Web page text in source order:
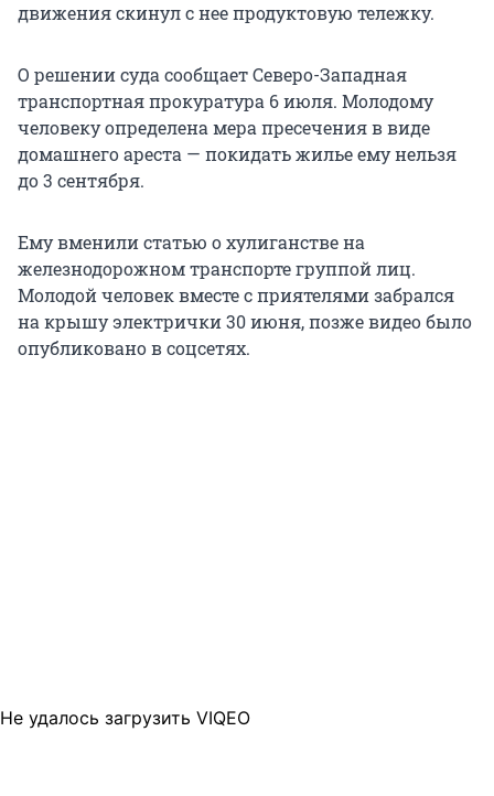
движения скинул с нее продуктовую тележку.
О решении суда сообщает Северо-Западная
транспортная прокуратура 6 июля. Молодому
человеку определена мера пресечения в виде
домашнего ареста — покидать жилье ему нельзя
до 3 сентября.
Ему вменили статью о хулиганстве на
железнодорожном транспорте группой лиц.
Молодой человек вместе с приятелями забрался
на крышу электрички 30 июня, позже видео было
опубликовано в соцсетях.
Не удалось загрузить VIQEO